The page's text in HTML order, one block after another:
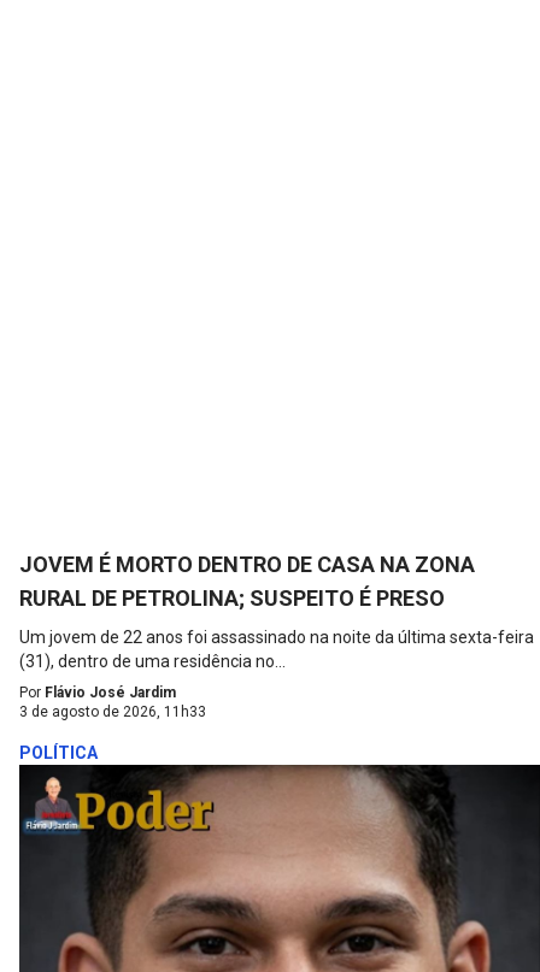
JOVEM É MORTO DENTRO DE CASA NA ZONA
RURAL DE PETROLINA; SUSPEITO É PRESO
Um jovem de 22 anos foi assassinado na noite da última sexta-feira
(31), dentro de uma residência no...
Por Flávio José Jardim
3 de agosto de 2026, 11h33
POLÍTICA